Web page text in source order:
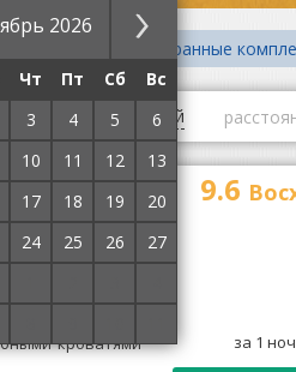
2026
Чт Пт Сб
Вс
3 4 5
6
10 11 12
13
17 18 19
20
24 25 26
27
Гостинично-ресторанные
оценки гостей
в 750 м от ст.м.
всем
кроватями
9.6
за 1